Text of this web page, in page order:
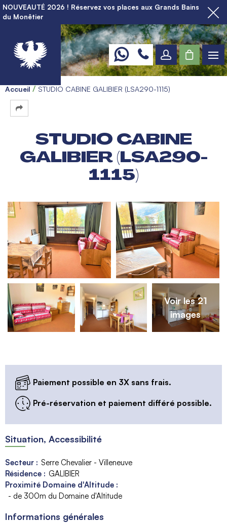
NOUVEAUTÉ 2026 ! Réservez vos places aux Grands Bains
du Monêtier
Accueil STUDIO CABINE GALIBIER (LSA290-1115)
STUDIO CABINE
GALIBIER (LSA290-
1115)
Voir les 21
images
Paiement possible en 3X sans frais.
Pré-réservation et paiement différé possible.
Situation, Accessibilité
Secteur : Serre Chevalier - Villeneuve
Résidence : GALIBIER
Proximité Domaine d'Altitude :
- de 300m du Domaine d'Altitude
Informations générales